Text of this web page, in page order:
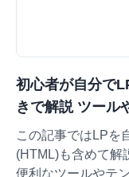
初心者が自分で
きで解説 ツール
この記事ではLPを
(HTML)も含めて解
便利なツールやテ